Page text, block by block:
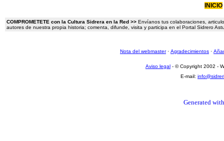
INICIO
COMPROMETETE con la Cultura Sidrera en la Red >> Envíanos tus colaboraciones,
autores de nuestra propia historia; comenta, difunde, visita y participa en el Portal Sidrero
Nota del webmaster· Agradecimientos ·
Aviso legal - © Copyright 2002 -
E-mail:
Generated